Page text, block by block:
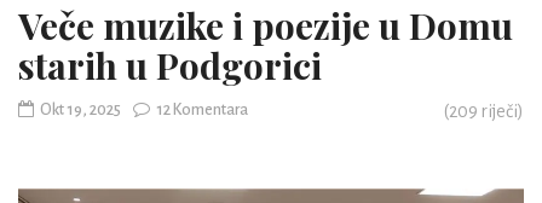
Veče muzike i poezije u Domu
starih u Podgorici
Okt 19, 2025 12 Komentara (209 riječi)